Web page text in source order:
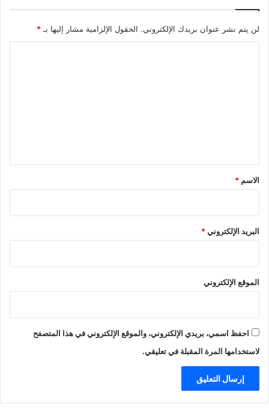
لن يتم نشر عنوان بريدك الإلكتروني. الحقول الإلزامية مشار إليها بـ*
*
الاسم *
البريد الإلكتروني*
الموقع الإلكتروني
احفظ اسمي، بريدي الإلكتروني، والموقع الإلكتروني في هذا المتصفح
لاستخدامها المرة المقبلة في تعليقي.